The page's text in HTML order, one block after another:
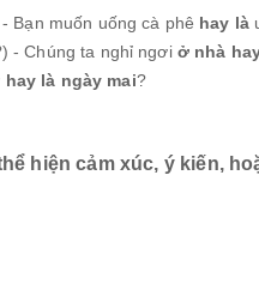
Bạn muốn uống cà phê hay là
- Chúng ta nghỉ ngơi ở nhà
hay là ngày mai?
hiện cảm xúc, ý kiến,